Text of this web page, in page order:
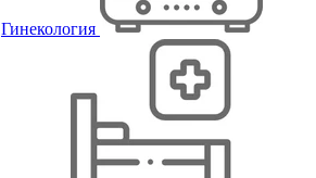
Гинекология